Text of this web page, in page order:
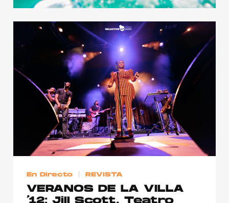
En Directo REVISTA
VERANOS DE LA VILLA